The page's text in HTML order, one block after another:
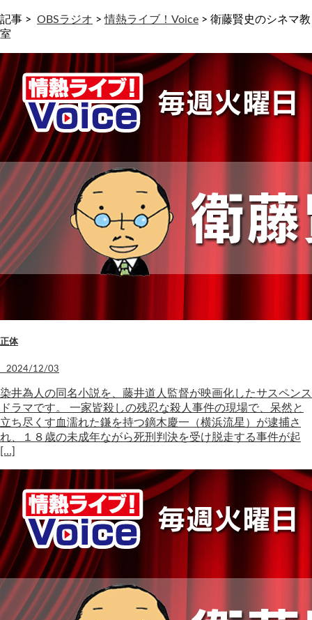
記事 > OBSラジオ >情熱ライブ！Voice > 衛藤賢史のシネマ教
室
正体
2024/12/03
染井為人の同名小説を、藤井道人監督が映画化したサスペンス
ドラマです。 一家皆殺しの残忍な殺人事件の現場で、呆然と
立ち尽くす血濡れた鎌を持つ鏑木慶一（横浜流星）が逮捕さ
れ、１８歳の未成年ながら死刑判決を受け脱走する事件が起
[…]